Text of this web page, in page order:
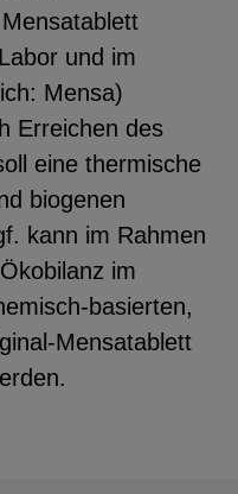
und im
Mensa)
Erreichen des
eine thermische
biogenen
kann im Rahmen
im
basierten,
Mensatablett
Videos,